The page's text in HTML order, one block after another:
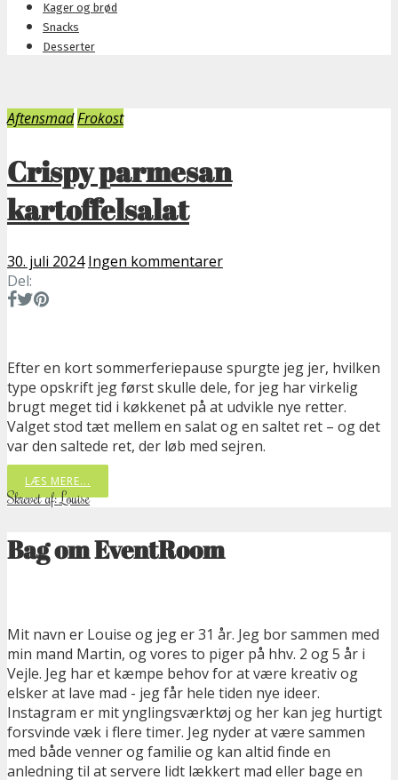
Kager og brød
Snacks
Desserter
AftensmadFrokost
Crispy parmesan
kartoffelsalat
30. juli 2024 Ingen kommentarer
Del:
Efter en kort sommerferiepause spurgte jeg jer, hvilken
type opskrift jeg først skulle dele, for jeg har virkelig
brugt meget tid i køkkenet på at udvikle nye retter.
Valget stod tæt mellem en salat og en saltet ret – og det
var den saltede ret, der løb med sejren.
LÆS MERE...
Skrevet af: Louise
Bag om EventRoom
Mit navn er Louise og jeg er 31 år. Jeg bor sammen med
min mand Martin, og vores to piger på hhv. 2 og 5 år i
Vejle. Jeg har et kæmpe behov for at være kreativ og
elsker at lave mad - jeg får hele tiden nye ideer.
Instagram er mit ynglingsværktøj og her kan jeg hurtigt
forsvinde væk i flere timer. Jeg nyder at være sammen
med både venner og familie og kan altid finde en
anledning til at servere lidt lækkert mad eller bage en